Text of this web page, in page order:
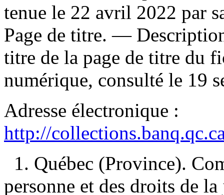
tenue le 22 avril 2022 par
Page de titre. —
titre de la page de titre du
numérique, consulté le 19
Adresse électronique :
http://
1. Québec (Province).
personne et des droits de